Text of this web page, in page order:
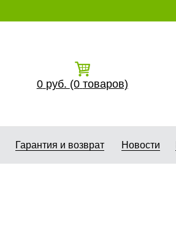
0 руб. (0 товаров)
Гарантия и возврат Новости